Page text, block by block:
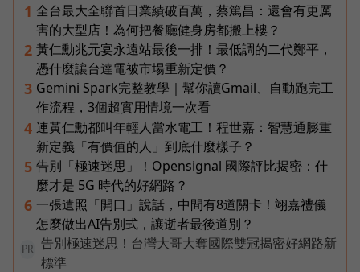
1 全台最大全聯首日業績破百萬，蔡篤昌：還會有更厲
害的大型店！為何把餐廳健身房都搬上樓？
2 黃仁勳兆元宴永遠站最後一排！最低調的二代鄭平，
憑什麼讓台達電被市場重新定價？
3 Gemini Spark完整教學｜幫你讀Gmail、自動跑完工
作流程，3個超實用情境一次看
4 連黃仁勳都叫年輕人當水電工！程世嘉：智慧通膨重
新定義「有價值的人」到底什麼樣子？
5 告別「極速迷思」！Opensignal 國際評比揭密：什
麼才是 5G 時代的好網路？
6 一張遺照「開口」說話，中間有8道關卡！翊嘉禮儀
怎麼做出AI告別式，讓逝者最後道別？
PR
告別極速迷思！台灣大哥大奪國際雙冠揭密好網路新
標準